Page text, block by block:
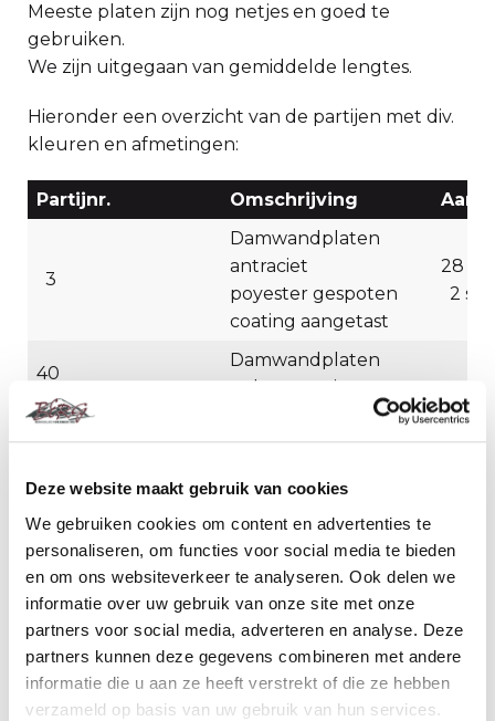
Deze website maakt gebruik van cookies
We gebruiken cookies om content en advertenties te
personaliseren, om functies voor social media te bieden
en om ons websiteverkeer te analyseren. Ook delen we
informatie over uw gebruik van onze site met onze
partners voor social media, adverteren en analyse. Deze
partners kunnen deze gegevens combineren met andere
informatie die u aan ze heeft verstrekt of die ze hebben
verzameld op basis van uw gebruik van hun services.
Meeste platen zijn nog netjes en goed te
gebruiken.
We zijn uitgegaan van gemiddelde lengtes.
Hieronder een overzicht van de partijen met div.
kleuren en afmetingen:
Partijnr. Omschrijving
3
Damwandplaten
antraciet
poyester gespoten
coating aangetast
28
2
40
Damwandplaten
polyester wit
zilvergrijs gespoten
14
scroll
Verkoop uitsluitend per partij!
Onder voorbehoud van tussentijdse verkoop.
Je kan altijd langskomen bij ons in de opslag om